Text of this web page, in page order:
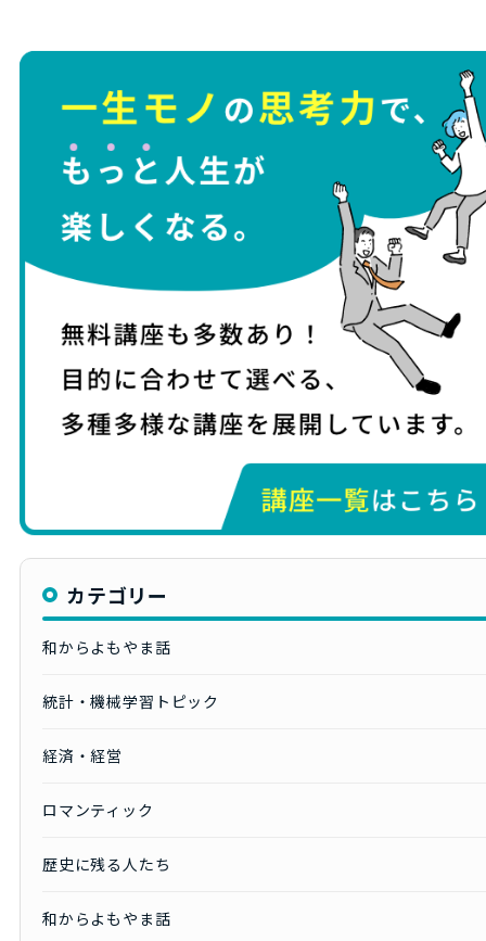
カテゴリー
和からよもやま話
統計・機械学習トピック
経済・経営
ロマンティック
歴史に残る人たち
和からよもやま話